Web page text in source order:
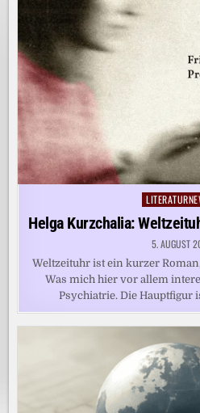
Posted
in
Helga Kurzchalia:
5. AUGUST
Weltzeituhr ist ein kurzer
Was mich hier vor allem
Psychiatrie. Die Hauptfigur